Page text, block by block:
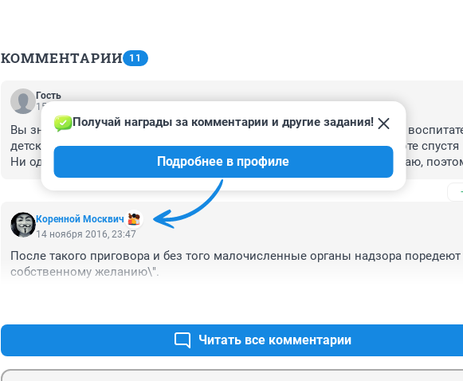
КОММЕНТАРИИ 11
Гость
15 ноября 2016, 14:33
Вы знаете, водители автобусов тоже немного получают. И учителя, и
детских садах. Однако это не повод никому из них относиться к работе спустя
Ни один водитель автобуса не имеет права сказать - "А я мало получаю,
пассажиры на ходу у меня выпрыгивают". Или воспитатель скажет - у меня з/п
маленькая, буду целыми днями детективы на работе читать.
Коренной Москвич
Получай награды за комментарии и другие задания!
Подробнее в профиле
14 ноября 2016, 23:47
После такого приговора и без того малочисленные органы надзора
собственному желанию\".
Читать все комментарии